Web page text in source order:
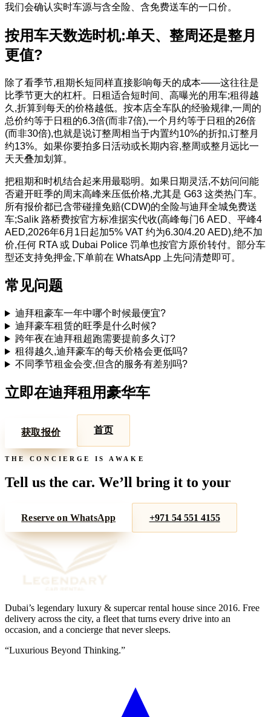
我们会确认实时车源与含全险、含免费送车的一口价。
按用车天数选时机:单天、整周还是整月
更值?
除了看季节,租期长短同样直接影响每天的成本——这往往是
比季节更大的杠杆。日租适合短时间、高曝光的用车;租得越
久,折算到每天的价格越低。按本店全车队的经验规律,一周的
总价约等于日租的6.3倍(而非7倍),一个月约等于日租的26倍
(而非30倍),也就是说订整周相当于内置约10%的折扣,订整月
约13%。如果你要拍多日活动或长期内容,整周或整月远比一
天天叠加划算。
把租期和时机结合起来用最聪明。如果日期灵活,不妨问问能
否避开旺季的周末高峰来压低价格,尤其是 G63 这类热门车。
所有报价都已含带碰撞免赔(CDW)的全险与迪拜全城免费送
车;Salik 路桥费按官方标准据实代收(高峰每门6 AED、平峰4
AED,2026年6月1日起加5% VAT 约为6.30/4.20 AED),绝不加
价,任何 RTA 或 Dubai Police 罚单也按官方原价转付。部分车
型还支持免押金,下单前在 WhatsApp 上先问清楚即可。
常见问题
迪拜租豪车一年中哪个时候最便宜?
迪拜豪车租赁的旺季是什么时候?
跨年夜在迪拜租超跑需要提前多久订?
租得越久,迪拜豪车的每天价格会更低吗?
不同季节租金会变,但含的服务有差别吗?
立即在迪拜租用豪华车
获取报价 首页
THE CONCIERGE IS AWAKE
Tell us the car. We’ll bring it to your
Reserve on WhatsApp +971 54 551 4155
Dubai’s legendary luxury & supercar rental house since 2016. Free
delivery across the city, a fleet that turns every drive into an
occasion, and a concierge that never sleeps.
“Luxurious Beyond Thinking.”